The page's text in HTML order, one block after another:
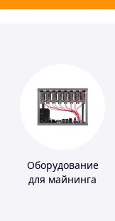
Оборудование
для майнинга